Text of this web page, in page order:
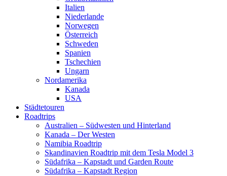
Italien
Niederlande
Norwegen
Österreich
Schweden
Spanien
Tschechien
Ungarn
Nordamerika
Kanada
USA
Städtetouren
Roadtrips
Australien – Südwesten und Hinterland
Kanada – Der Westen
Namibia Roadtrip
Skandinavien Roadtrip mit dem Tesla Model 3
Südafrika – Kapstadt und Garden Route
Südafrika – Kapstadt Region